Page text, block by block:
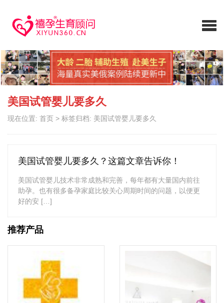
美国试管婴儿要多久
现在位置: 首页 > 标签归档: 美国试管婴儿要多久
美国试管婴儿要多久？这篇文章告诉你！
美国试管婴儿技术非常成熟和完善，每年都有大量国内前往
助孕。也有很多备孕家庭比较关心周期时间的问题，以便更
好的安 […]
推荐产品